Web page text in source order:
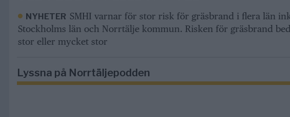
NYHETER SMHI varnar för stor risk för gräsbrand i flera län
Stockholms län och Norrtälje kommun. Risken för gräsbrand
stor eller mycket stor
Lyssna på Norrtäljepodden